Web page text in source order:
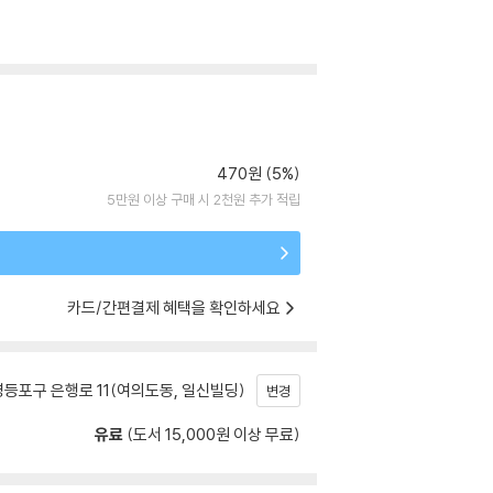
470원 (5%)
5만원 이상 구매 시 2천원 추가 적립
카드/간편결제 혜택을 확인하세요
포구 은행로 11(여의도동, 일신빌딩) 변경
유료 (도서 15,000원 이상 무료)